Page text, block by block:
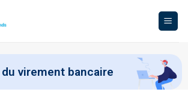
virement bancaire